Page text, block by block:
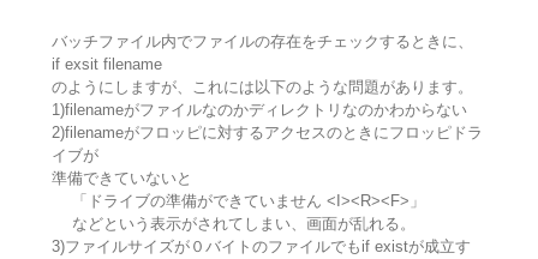
バッチファイル内でファイルの存在をチェックするときに、
if exsit filename
のようにしますが、これには以下のような問題があります。
1)filenameがファイルなのかディレクトリなのかわからない
2)filenameがフロッピに対するアクセスのときにフロッピドラ
イブが
準備できていないと
「ドライブの準備ができていません <I><R><F>」
などという表示がされてしまい、画面が乱れる。
3)ファイルサイズが０バイトのファイルでもif existが成立す